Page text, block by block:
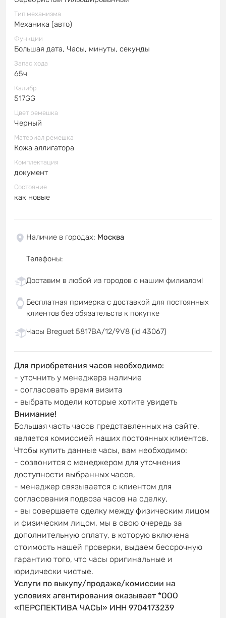
Тип механизма
Механика (авто)
Функции
Большая дата, Часы, минуты, секунды
Запас хода
65ч
Калибр
517GG
Цвет ремешка
Черный
Материал ремешка
Кожа аллигатора
Комплектация
документ
Состояние
как новые
Наличие в городах: Москва
Телефоны:
Доставим в любой из городов с нашим филиалом!
Бесплатная примерка с доставкой для постоянных
клиентов без обязательств к покупке
Часы Breguet 5817BA/12/9V8 (id 43067)
Для приобретения часов необходимо:
- уточнить у менеджера наличие
- согласовать время визита
- выбрать модели которые хотите увидеть
Внимание!
Большая часть часов представленных на сайте,
является комиссией наших постоянных клиентов.
Чтобы купить данные часы, вам необходимо:
- созвонится с менеджером для уточнения
доступности выбранных часов,
- менеджер связывается с клиентом для
согласования подвоза часов на сделку,
- вы совершаете сделку между физическим лицом
и физическим лицом, мы в свою очередь за
дополнительную оплату, в которую включена
стоимость нашей проверки, выдаем бессрочную
гарантию того, что часы оригинальные и
юридически чистые.
Услуги по выкупу/продаже/комиссии на
условиях агентирования оказывает *ООО
«ПЕРСПЕКТИВА ЧАСЫ» ИНН 9704173239